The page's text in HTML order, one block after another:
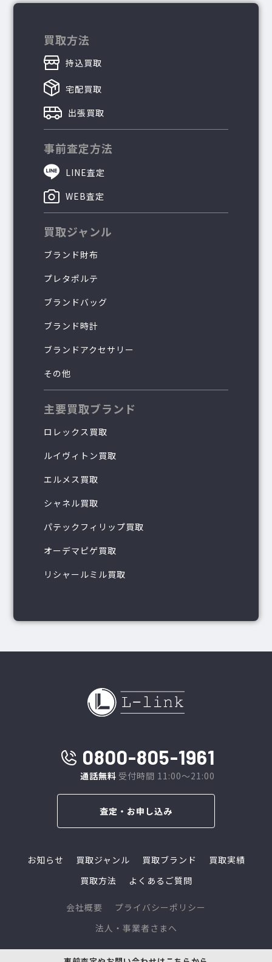
買取方法
持込買取
宅配買取
出張買取
事前査定方法
LINE査定
WEB査定
買取ジャンル
ブランド財布
プレタポルテ
ブランドバッグ
ブランド時計
ブランドアクセサリー
その他
主要買取ブランド
ロレックス買取
ルイヴィトン買取
エルメス買取
シャネル買取
パテックフィリップ買取
オーデマピゲ買取
リシャールミル買取
0800-805-1961
通話無料 受付時間 11:00～21:00
査定・お申し込み
お知らせ 買取ジャンル 買取ブランド
買取実績
買取方法
よくあるご質問
会社概要
プライバシーポリシー
法人・事業者さまへ